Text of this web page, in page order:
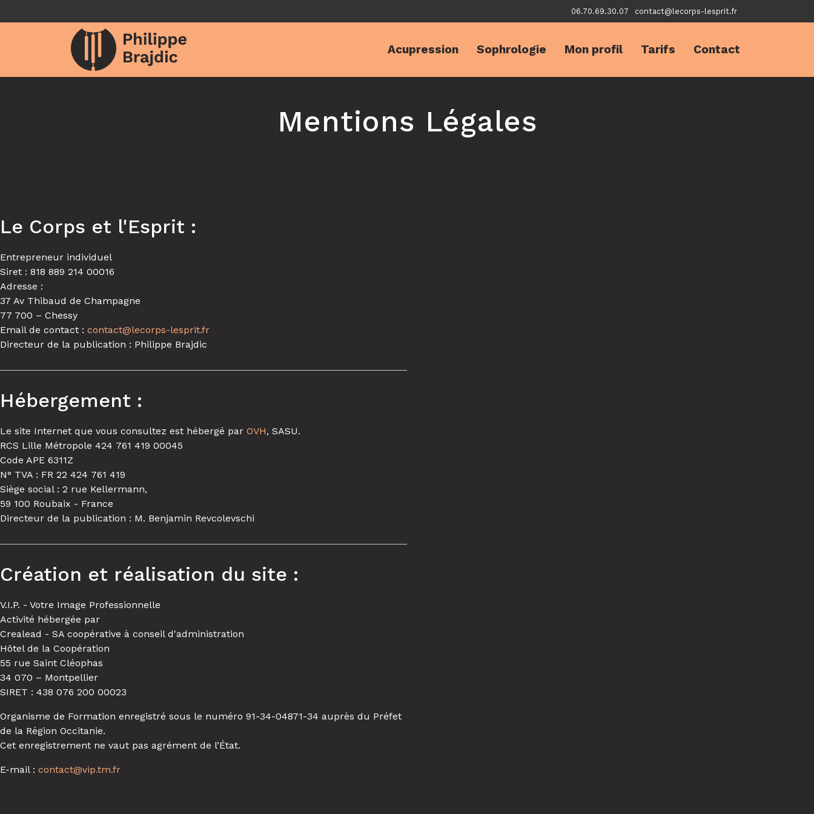
06.70.69.30.07 contact@lecorps-lesprit.fr
Acupression Sophrologie Mon profil Tarifs Contact
Mentions Légales
Le Corps et l'Esprit :
Entrepreneur individuel
Siret : 818 889 214 00016
Adresse :
37 Av Thibaud de Champagne
77 700 – Chessy
Email de contact : contact@lecorps-lesprit.fr
Directeur de la publication : Philippe Brajdic
Hébergement :
Le site Internet que vous consultez est hébergé par OVH, SASU.
RCS Lille Métropole 424 761 419 00045
Code APE 6311Z
N° TVA : FR 22 424 761 419
Siège social : 2 rue Kellermann,
59 100 Roubaix - France
Directeur de la publication : M. Benjamin Revcolevschi
Création et réalisation du site :
V.I.P. - Votre Image Professionnelle
Activité hébergée par
Crealead - SA coopérative à conseil d'administration
Hôtel de la Coopération
55 rue Saint Cléophas
34 070 – Montpellier
SIRET : 438 076 200 00023
Organisme de Formation enregistré sous le numéro 91-34-04871-34 auprès du Préfet
de la Région Occitanie.
Cet enregistrement ne vaut pas agrément de l’État.
E-mail : contact@vip.tm.fr